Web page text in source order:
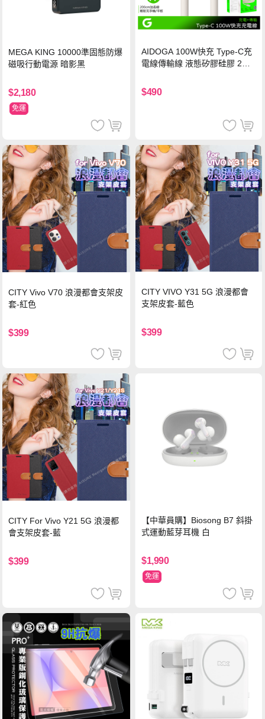
MEGA KING 10000準固態防爆
磁吸行動電源 暗影黑
$2,180
免運
AIDOGA 100W快充 Type-C充
電線傳輸線 液態矽膠硅膠 2M
$490
CITY Vivo V70 浪漫都會支架皮
套-紅色
$399
CITY VIVO Y31 5G 浪漫都會
支架皮套-藍色
$399
CITY For Vivo Y21 5G 浪漫都
會支架皮套-藍
$399
【中華員購】Biosong B7 斜掛
式運動藍芽耳機 白
$1,990
免運